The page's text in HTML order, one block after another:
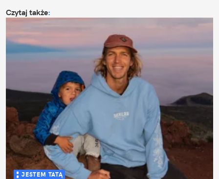
Czytaj także:
JESTEM TATĄ